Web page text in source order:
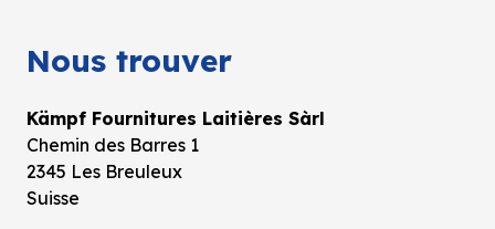
Nous trouver
Kämpf Fournitures Laitières Sàrl
Chemin des Barres 1
2345 Les Breuleux
Suisse